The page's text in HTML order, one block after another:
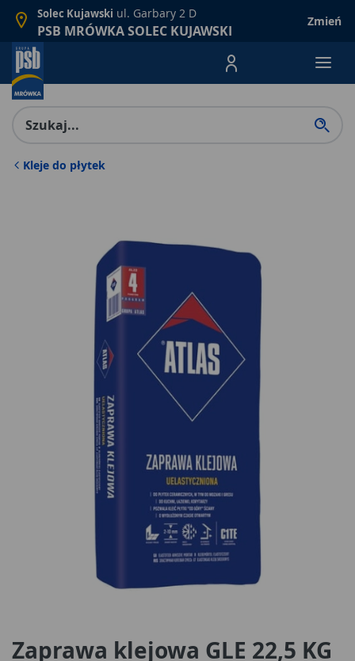
Solec Kujawski ul. Garbary 2 D
PSB MRÓWKA SOLEC KUJAWSKI
Zmień
Menu Produktów,
Kleje do płytek
Zaprawa klejowa GLE 22,5 KG